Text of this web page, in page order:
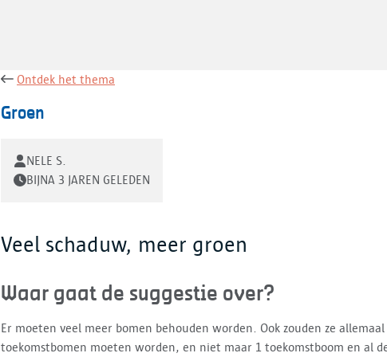
Ontdek het thema
Groen
NELE S.
BIJNA 3 JAREN GELEDEN
Veel schaduw, meer groen
Waar gaat de suggestie over?
Er moeten veel meer bomen behouden worden. Ook zouden ze allemaal
toekomstbomen moeten worden, en niet maar 1 toekomstboom en al